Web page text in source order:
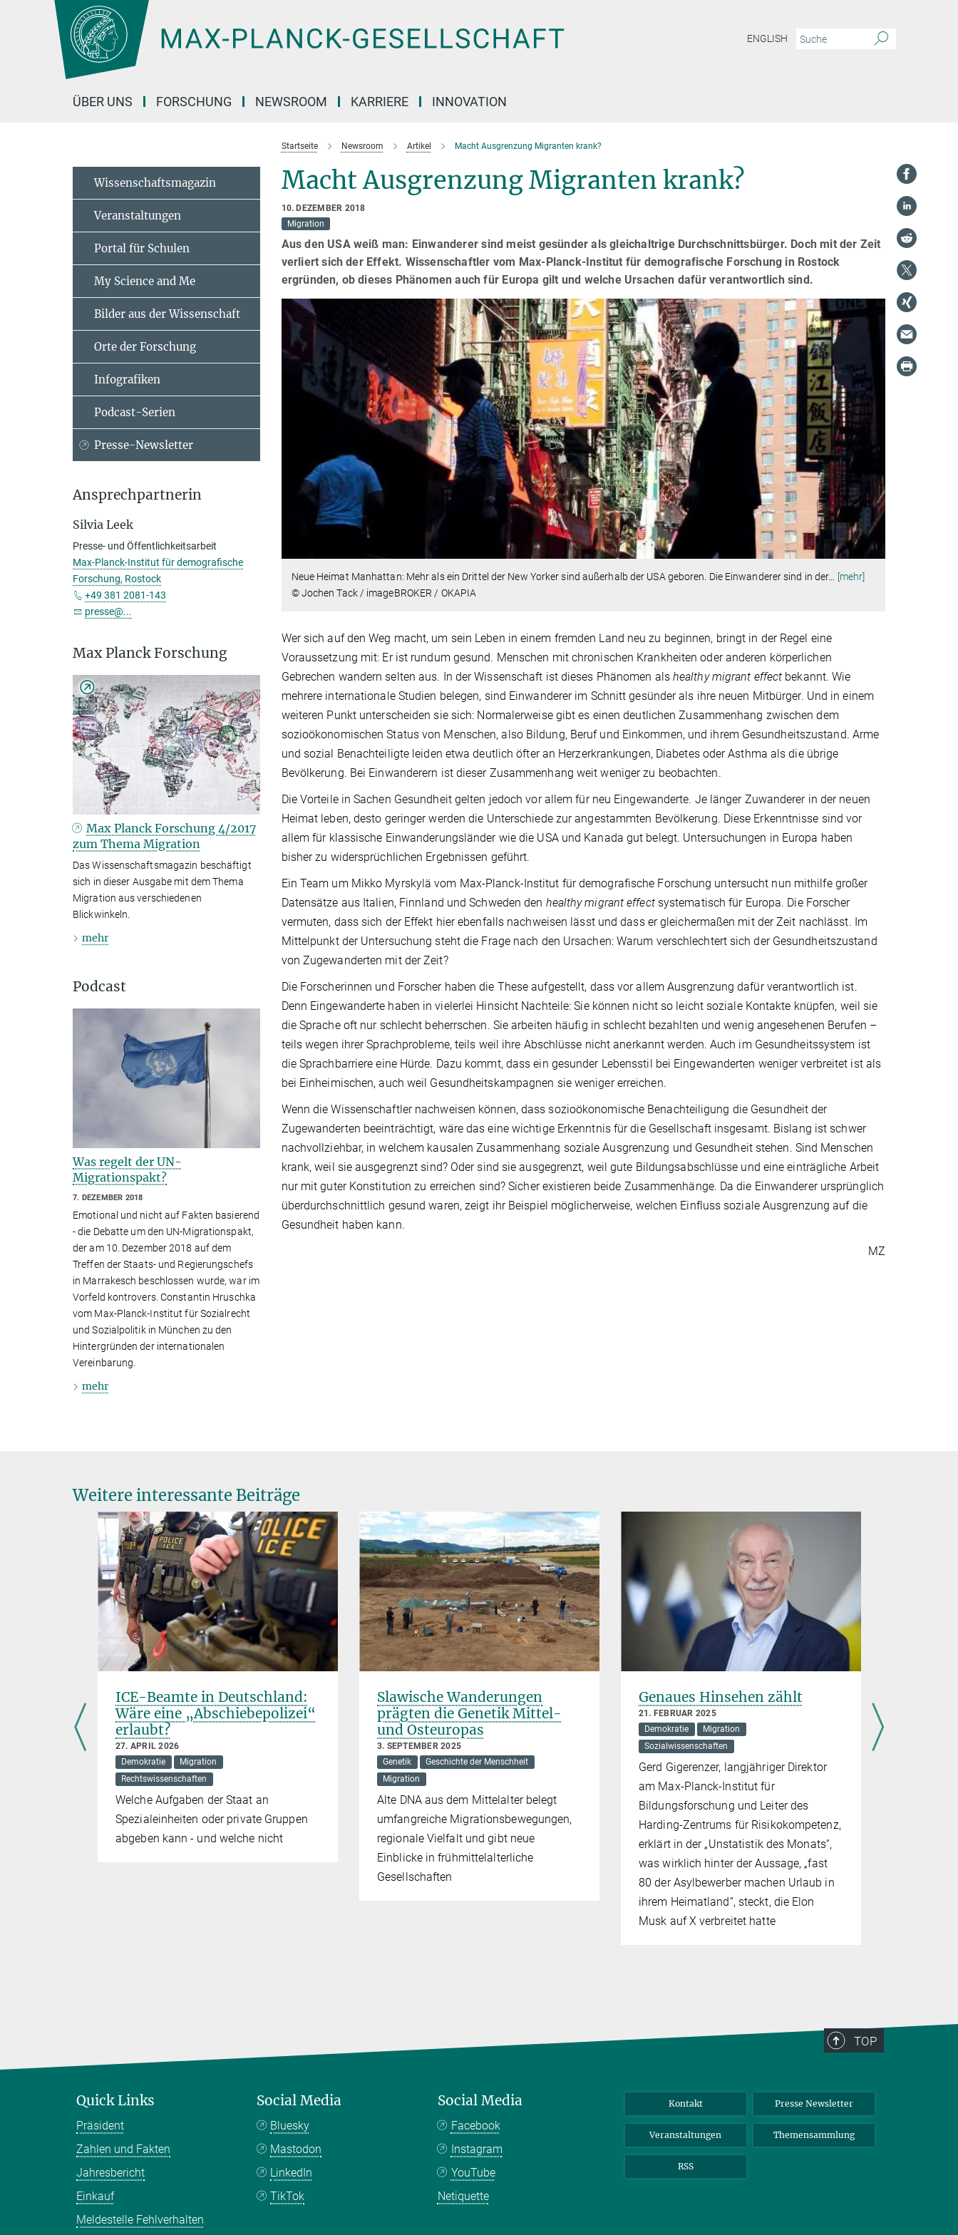
Hauptinhalt
ENGLISH
ÜBER UNS FORSCHUNG NEWSROOM KARRIERE INNOVATION
Startseite Newsroom Artikel Macht Ausgrenzung Migranten krank?
Macht Ausgrenzung Migranten krank?
10. DEZEMBER 2018
Migration
Aus den USA weiß man: Einwanderer sind meist gesünder als gleichaltrige Durchschnittsbürger. Doch mit der Zeit
verliert sich der Effekt. Wissenschaftler vom Max-Planck-Institut für demografische Forschung in Rostock
ergründen, ob dieses Phänomen auch für Europa gilt und welche Ursachen dafür verantwortlich sind.
Neue Heimat Manhattan: Mehr als ein Drittel der New Yorker sind außerhalb der USA geboren. Die Einwanderer sind in der… [mehr]
© Jochen Tack / imageBROKER / OKAPIA
Wer sich auf den Weg macht, um sein Leben in einem fremden Land neu zu beginnen, bringt in der Regel eine
Voraussetzung mit: Er ist rundum gesund. Menschen mit chronischen Krankheiten oder anderen körperlichen
Gebrechen wandern selten aus. In der Wissenschaft ist dieses Phänomen alshealthy migrant effect bekannt. Wie
mehrere internationale Studien belegen, sind Einwanderer im Schnitt gesünder als ihre neuen Mitbürger. Und in einem
weiteren Punkt unterscheiden sie sich: Normalerweise gibt es einen deutlichen Zusammenhang zwischen dem
sozioökonomischen Status von Menschen, also Bildung, Beruf und Einkommen, und ihrem Gesundheitszustand. Arme
und sozial Benachteiligte leiden etwa deutlich öfter an Herzerkrankungen, Diabetes oder Asthma als die übrige
Bevölkerung. Bei Einwanderern ist dieser Zusammenhang weit weniger zu beobachten.
Die Vorteile in Sachen Gesundheit gelten jedoch vor allem für neu Eingewanderte. Je länger Zuwanderer in der neuen
Heimat leben, desto geringer werden die Unterschiede zur angestammten Bevölkerung. Diese Erkenntnisse sind vor
allem für klassische Einwanderungsländer wie die USA und Kanada gut belegt. Untersuchungen in Europa haben
bisher zu widersprüchlichen Ergebnissen geführt.
Ein Team um Mikko Myrskylä vom Max-Planck-Institut für demografische Forschung untersucht nun mithilfe großer
Datensätze aus Italien, Finnland und Schweden den healthy migrant effectsystematisch für Europa. Die Forscher
vermuten, dass sich der Effekt hier ebenfalls nachweisen lässt und dass er gleichermaßen mit der Zeit nachlässt. Im
Mittelpunkt der Untersuchung steht die Frage nach den Ursachen: Warum verschlechtert sich der Gesundheitszustand
von Zugewanderten mit der Zeit?
Die Forscherinnen und Forscher haben die These aufgestellt, dass vor allem Ausgrenzung dafür verantwortlich ist.
Denn Eingewanderte haben in vielerlei Hinsicht Nachteile: Sie können nicht so leicht soziale Kontakte knüpfen, weil sie
die Sprache oft nur schlecht beherrschen. Sie arbeiten häufig in schlecht bezahlten und wenig angesehenen Berufen –
teils wegen ihrer Sprachprobleme, teils weil ihre Abschlüsse nicht anerkannt werden. Auch im Gesundheitssystem ist
die Sprachbarriere eine Hürde. Dazu kommt, dass ein gesunder Lebensstil bei Eingewanderten weniger verbreitet ist als
bei Einheimischen, auch weil Gesundheitskampagnen sie weniger erreichen.
Wenn die Wissenschaftler nachweisen können, dass sozioökonomische Benachteiligung die Gesundheit der
Zugewanderten beeinträchtigt, wäre das eine wichtige Erkenntnis für die Gesellschaft insgesamt. Bislang ist schwer
nachvollziehbar, in welchem kausalen Zusammenhang soziale Ausgrenzung und Gesundheit stehen. Sind Menschen
krank, weil sie ausgegrenzt sind? Oder sind sie ausgegrenzt, weil gute Bildungsabschlüsse und eine einträgliche Arbeit
nur mit guter Konstitution zu erreichen sind? Sicher existieren beide Zusammenhänge. Da die Einwanderer ursprünglich
überdurchschnittlich gesund waren, zeigt ihr Beispiel möglicherweise, welchen Einfluss soziale Ausgrenzung auf die
Gesundheit haben kann.
MZ
Wissenschaftsmagazin
Veranstaltungen
Portal für Schulen
My Science and Me
Bilder aus der Wissenschaft
Orte der Forschung
Infografiken
Podcast-Serien
Presse-Newsletter
Ansprechpartnerin
Silvia Leek
Presse- und Öffentlichkeitsarbeit
Max-Planck-Institut für demografische
Forschung, Rostock
+49 381 2081-143
presse@...
Max Planck Forschung
Max Planck Forschung 4/2017
zum Thema Migration
Das Wissenschaftsmagazin beschäftigt
sich in dieser Ausgabe mit dem Thema
Migration aus verschiedenen
Blickwinkeln.
mehr
Podcast
Was regelt der UN-
Migrationspakt?
7. DEZEMBER 2018
Emotional und nicht auf Fakten basierend
- die Debatte um den UN-Migrationspakt,
der am 10. Dezember 2018 auf dem
Treffen der Staats- und Regierungschefs
in Marrakesch beschlossen wurde, war im
Vorfeld kontrovers. Constantin Hruschka
vom Max-Planck-Institut für Sozialrecht
und Sozialpolitik in München zu den
Hintergründen der internationalen
Vereinbarung.
mehr
Weitere interessante Beiträge
ICE-Beamte in Deutschland:
Wäre eine „Abschiebepolizei“
erlaubt?
27. APRIL 2026
Demokratie
Migration
Rechtswissenschaften
Welche Aufgaben der Staat an
Spezialeinheiten oder private Gruppen
abgeben kann - und welche nicht
Slawische Wanderungen
prägten die Genetik Mittel-
und Osteuropas
3. SEPTEMBER 2025
Genetik
Geschichte der Menschheit
Migration
Alte DNA aus dem Mittelalter belegt
umfangreiche Migrationsbewegungen,
regionale Vielfalt und gibt neue
Einblicke in frühmittelalterliche
Gesellschaften
Genaues Hinsehen zählt
21. FEBRUAR 2025
Demokratie
Migration
Sozialwissenschaften
Gerd Gigerenzer, langjähriger Direktor
am Max-Planck-Institut für
Bildungsforschung und Leiter des
Harding-Zentrums für Risikokompetenz,
erklärt in der „Unstatistik des Monats“,
was wirklich hinter der Aussage, „fast
80 der Asylbewerber machen Urlaub in
ihrem Heimatland“, steckt, die Elon
Musk auf X verbreitet hatte
TOP
Quick Links
Präsident
Zahlen und Fakten
Jahresbericht
Einkauf
Meldestelle Fehlverhalten
Social Media
Bluesky
Mastodon
LinkedIn
TikTok
Social Media
Facebook
Instagram
YouTube
Netiquette
Kontakt Presse Newsletter
Veranstaltungen Themensammlung
RSS